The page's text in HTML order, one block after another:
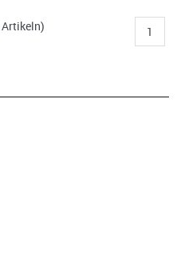
Artikeln) 1